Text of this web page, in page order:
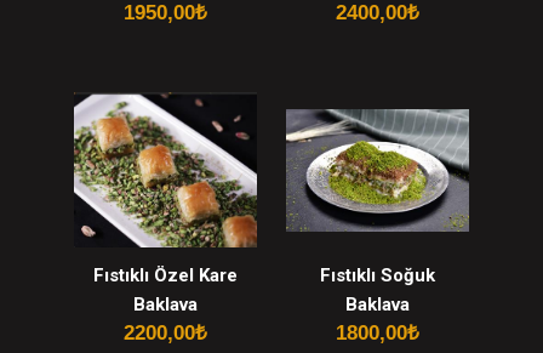
1950,00₺ 2400,00₺
Fıstıklı Özel Kare
Baklava
2200,00₺
Fıstıklı Soğuk
Baklava
1800,00₺